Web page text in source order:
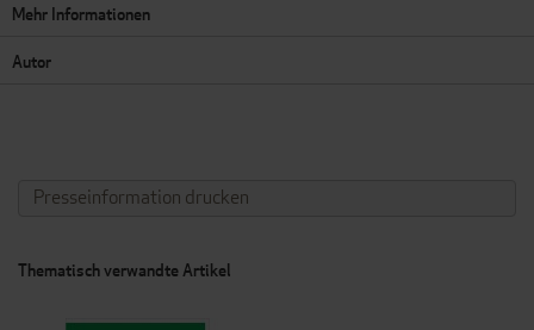
Mehr Informationen
Autor
Presseinformation drucken
Thematisch verwandte Artikel